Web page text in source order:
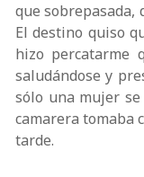
que sobrepasada,
El destino quiso
hizo percatarme
saludándose y
sólo una mujer
camarera tomaba
tarde.